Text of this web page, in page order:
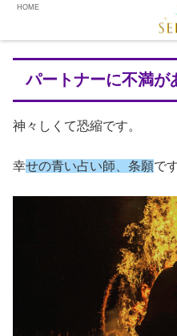
パートナーに不満が
神々しくて恐縮です。
幸せの青い占い師、条願で
HOME